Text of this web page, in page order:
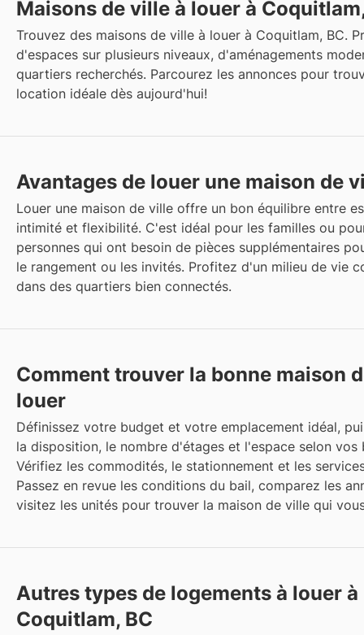
Maisons de ville à louer à
Trouvez des maisons de ville à louer à Coquitlam, BC.
d'espaces sur plusieurs niveaux, d'aménagements
quartiers recherchés. Parcourez les annonces pour
location idéale dès aujourd'hui!
Avantages de louer une maison de
Louer une maison de ville offre un bon équilibre entre
intimité et flexibilité. C'est idéal pour les familles ou
personnes qui ont besoin de pièces supplémentaires
le rangement ou les invités. Profitez d'un milieu de vie
dans des quartiers bien connectés.
Comment trouver la bonne maison
louer
Définissez votre budget et votre emplacement idéal,
la disposition, le nombre d'étages et l'espace selon vos
Vérifiez les commodités, le stationnement et les
Passez en revue les conditions du bail, comparez les
visitez les unités pour trouver la maison de ville qui
Autres types de logements à louer à
Coquitlam, BC